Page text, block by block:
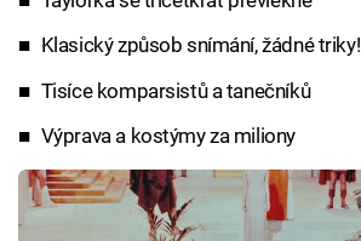
Klasický způsob snímání, žádné triky!
Tisíce komparsistů a tanečníků
Výprava a kostýmy za miliony